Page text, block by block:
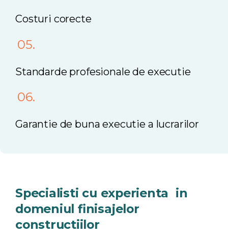
Costuri corecte
05.
Standarde profesionale de executie
06.
Garantie de buna executie a lucrarilor
Specialisti cu experienta in
domeniul finisajelor
constructiilor